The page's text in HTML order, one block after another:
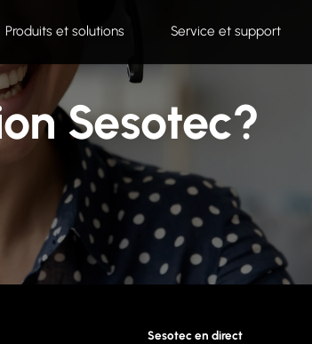
Produits et solutions Service et support
Sesotec?
Sesotec en direct